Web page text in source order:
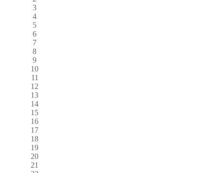
3
4
5
6
7
8
9
10
11
12
13
14
15
16
17
18
19
20
21